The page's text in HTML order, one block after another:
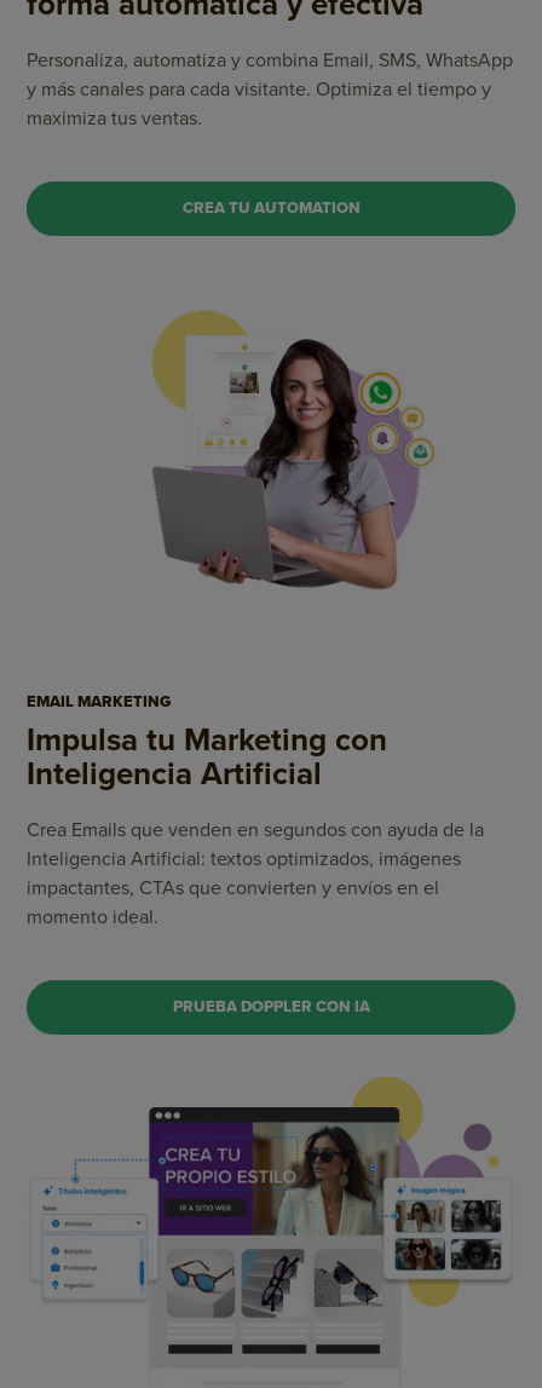
Personaliza, automatiza y combina Email, SMS, WhatsApp
y más canales para cada visitante. Optimiza el tiempo y
maximiza tus ventas.
CREA TU AUTOMATION
EMAIL MARKETING
Impulsa tu Marketing con
Inteligencia Artificial
Crea Emails que venden en segundos con ayuda de la
Inteligencia Artificial: textos optimizados, imágenes
impactantes, CTAs que convierten y envíos en el
momento ideal.
PRUEBA DOPPLER CON IA